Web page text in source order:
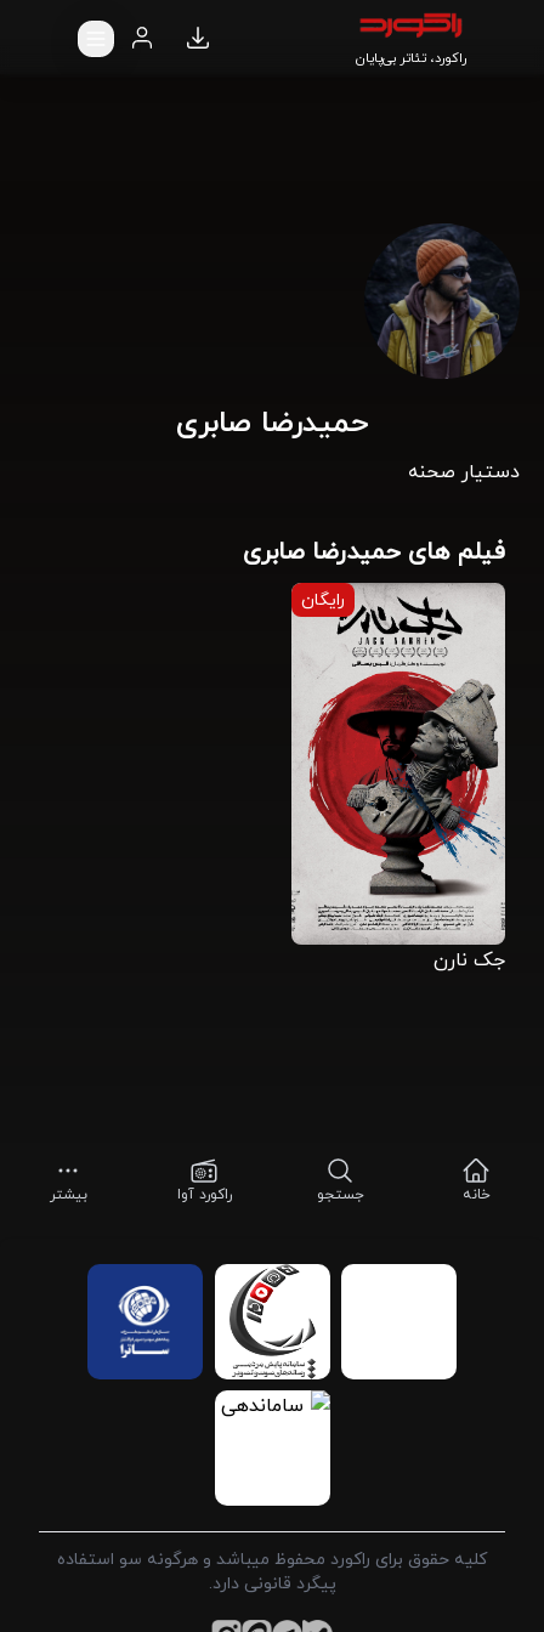
راکورد، تئاتر بی‌پایان
حمیدرضا صابری
دستیار صحنه
فیلم های حمیدرضا صابری
رایگان
جک نارن
خانه جستجو راکورد آوا بیشتر
کلیه حقوق برای راکورد محفوظ میباشد و هرگونه سو استفاده
پیگرد قانونی دارد.